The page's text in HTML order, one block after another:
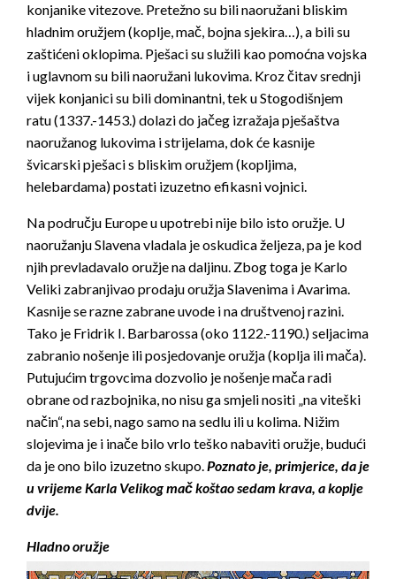
konjanike vitezove. Pretežno su bili naoružani bliskim
hladnim oružjem (koplje, mač, bojna sjekira…), a bili su
zaštićeni oklopima. Pješaci su služili kao pomoćna vojska
i uglavnom su bili naoružani lukovima. Kroz čitav srednji
vijek konjanici su bili dominantni, tek u Stogodišnjem
ratu (1337.-1453.) dolazi do jačeg izražaja pješaštva
naoružanog lukovima i strijelama, dok će kasnije
švicarski pješaci s bliskim oružjem (kopljima,
helebardama) postati izuzetno efikasni vojnici.
Na području Europe u upotrebi nije bilo isto oružje. U
naoružanju Slavena vladala je oskudica željeza, pa je kod
njih prevladavalo oružje na daljinu. Zbog toga je Karlo
Veliki zabranjivao prodaju oružja Slavenima i Avarima.
Kasnije se razne zabrane uvode i na društvenoj razini.
Tako je Fridrik I. Barbarossa (oko 1122.-1190.) seljacima
zabranio nošenje ili posjedovanje oružja (koplja ili mača).
Putujućim trgovcima dozvolio je nošenje mača radi
obrane od razbojnika, no nisu ga smjeli nositi „na viteški
način“, na sebi, nago samo na sedlu ili u kolima. Nižim
slojevima je i inače bilo vrlo teško nabaviti oružje, budući
da je ono bilo izuzetno skupo.Poznato je, primjerice, da je
u vrijeme Karla Velikog mač koštao sedam krava, a koplje
dvije.
Hladno oružje